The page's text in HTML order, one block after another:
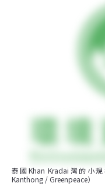
泰國Khan Kradai灣的小
Kanthong / Greenpeace）